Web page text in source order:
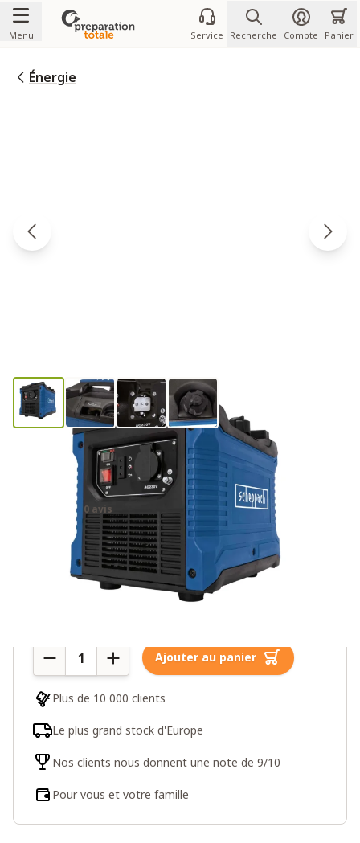
Allez au contenu
Menu Service Recherche Compte Panier
Énergie
Groupe électrogène Scheppach
SG1600i
0 avis
Quantité Ajouter au panier
Plus de 10 000 clients
Le plus grand stock d'Europe
Nos clients nous donnent une note de 9/10
Pour vous et votre famille